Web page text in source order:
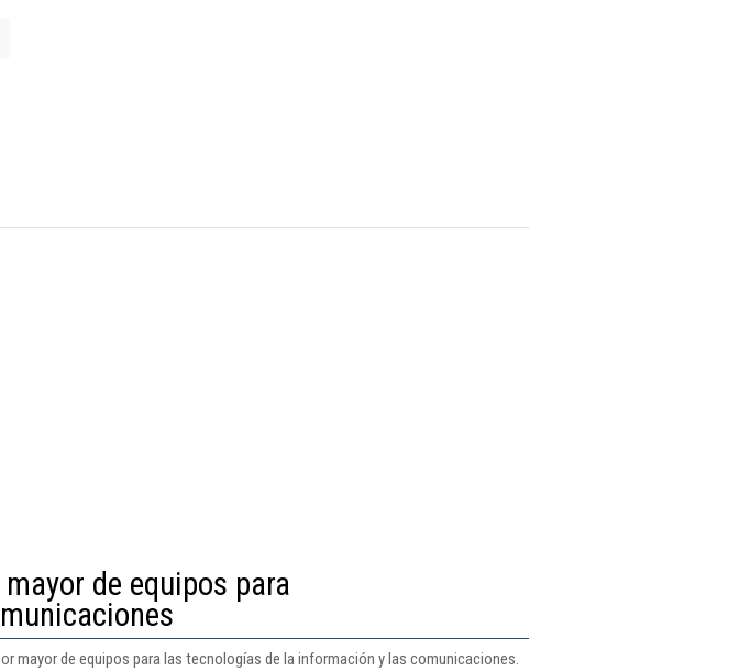
de equipos para
mayor de equipos para las tecnologías de la información y las comunicaciones.